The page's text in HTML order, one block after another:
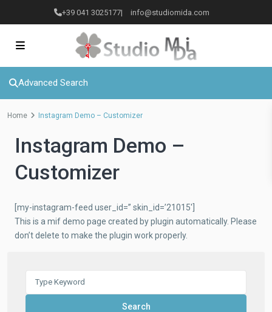
+39 041 3025177| info@studiomida.com
Advanced Search
Home Instagram Demo – Customizer
Instagram Demo –
Customizer
[my-instagram-feed user_id=” skin_id=’21015′]
This is a mif demo page created by plugin automatically. Please
don’t delete to make the plugin work properly.
Search